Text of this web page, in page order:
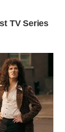
originário
coalho e
gerada por IA